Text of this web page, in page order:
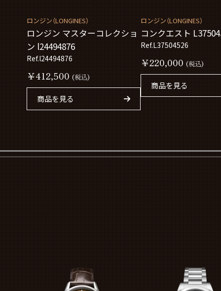
ロンジン（LONGINES）
ロンジン マスターコレクショ
ン l24494876
Ref.l24494876
￥412,500 (税込)
商品を見る
ロンジン（LONGINES）
コンクエスト
Ref.L37504526
￥220,000 (税込)
商品を見る